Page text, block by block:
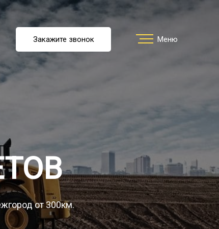
Заказать звонок Меню
перевозку
О компании
Грузы
Закажите звонок Меню
от 300км.